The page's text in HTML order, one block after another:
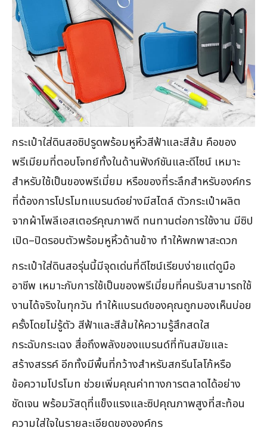
กระเป๋าใส่ดินสอซิปรูดพร้อมหูหิ้วสีฟ้าและสีส้ม คือของ
พรีเมียมที่ตอบโจทย์ทั้งในด้านฟังก์ชันและดีไซน์ เหมาะ
สำหรับใช้เป็นของพรีเมี่ยม หรือของที่ระลึกสำหรับองค์กร
ที่ต้องการโปรโมทแบรนด์อย่างมีสไตล์ ตัวกระเป๋าผลิต
จากผ้าโพลีเอสเตอร์คุณภาพดี ทนทานต่อการใช้งาน มีซิป
เปิด–ปิดรอบตัวพร้อมหูหิ้วด้านข้าง ทำให้พกพาสะดวก
กระเป๋าใส่ดินสอรุ่นนี้มีจุดเด่นที่ดีไซน์เรียบง่ายแต่ดูมือ
อาชีพ เหมาะกับการใช้เป็นของพรีเมี่ยมที่คนรับสามารถใช้
งานได้จริงในทุกวัน ทำให้แบรนด์ของคุณถูกมองเห็นบ่อย
ครั้งโดยไม่รู้ตัว สีฟ้าและสีส้มให้ความรู้สึกสดใส
กระฉับกระเฉง สื่อถึงพลังของแบรนด์ที่ทันสมัยและ
สร้างสรรค์ อีกทั้งมีพื้นที่กว้างสำหรับสกรีนโลโก้หรือ
ข้อความโปรโมท ช่วยเพิ่มคุณค่าทางการตลาดได้อย่าง
ชัดเจน พร้อมวัสดุที่แข็งแรงและซิปคุณภาพสูงที่สะท้อน
ความใส่ใจในรายละเอียดขององค์กร